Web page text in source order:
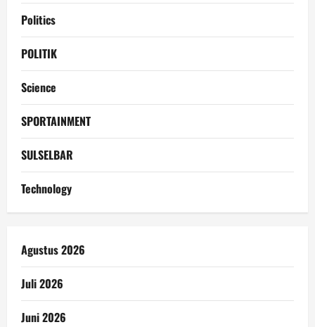
Politics
POLITIK
Science
SPORTAINMENT
SULSELBAR
Technology
Agustus 2026
Juli 2026
Juni 2026